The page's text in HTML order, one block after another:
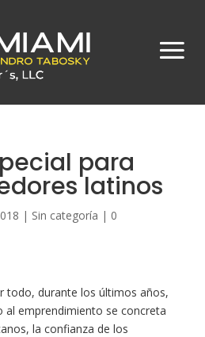
para
latinos
| Sin categoría | 0
todo, durante los últimos años,
al emprendimiento se concreta
la confianza de los